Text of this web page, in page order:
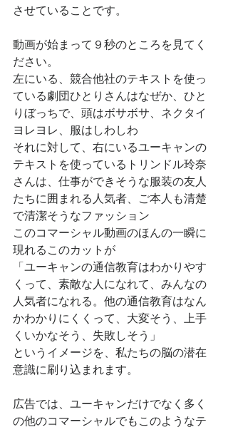
させていることです。
動画が始まって９秒のところを見てく
ださい。
左にいる、競合他社のテキストを使っ
ている劇団ひとりさんはなぜか、ひと
りぼっちで、頭はボサボサ、ネクタイ
ヨレヨレ、服はしわしわ
それに対して、右にいるユーキャンの
テキストを使っているトリンドル玲奈
さんは、仕事ができそうな服装の友人
たちに囲まれる人気者、ご本人も清楚
で清潔そうなファッション
このコマーシャル動画のほんの一瞬に
現れるこのカットが
「ユーキャンの通信教育はわかりやす
くって、素敵な人になれて、みんなの
人気者になれる。他の通信教育はなん
かわかりにくくって、大変そう、上手
くいかなそう、失敗しそう」
というイメージを、私たちの脳の潜在
意識に刷り込まれます。
広告では、ユーキャンだけでなく多く
の他のコマーシャルでもこのようなテ